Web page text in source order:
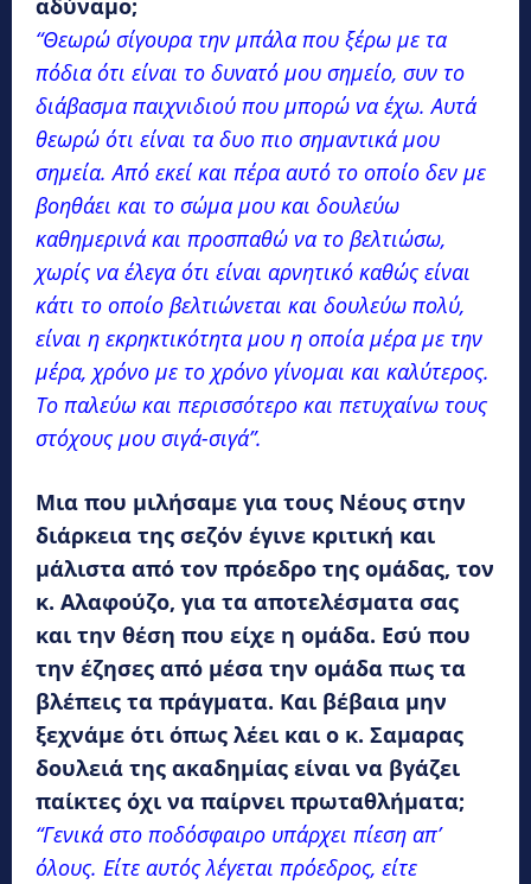
“Θεωρώ σίγουρα την μπάλα που ξέρω με τα
πόδια ότι είναι το δυνατό μου σημείο, συν το
διάβασμα παιχνιδιού που μπορώ να έχω. Αυτά
θεωρώ ότι είναι τα δυο πιο σημαντικά μου
σημεία. Από εκεί και πέρα αυτό το οποίο δεν με
βοηθάει και το σώμα μου και δουλεύω
καθημερινά και προσπαθώ να το βελτιώσω,
χωρίς να έλεγα ότι είναι αρνητικό καθώς είναι
κάτι το οποίο βελτιώνεται και δουλεύω πολύ,
είναι η εκρηκτικότητα μου η οποία μέρα με την
μέρα, χρόνο με το χρόνο γίνομαι και καλύτερος.
Το παλεύω και περισσότερο και πετυχαίνω τους
στόχους μου σιγά-σιγά”.
Μια που μιλήσαμε για τους Νέους στην
διάρκεια της σεζόν έγινε κριτική και
μάλιστα από τον πρόεδρο της ομάδας, τον
κ. Αλαφούζο, για τα αποτελέσματα σας
και την θέση που είχε η ομάδα. Εσύ που
την έζησες από μέσα την ομάδα πως τα
βλέπεις τα πράγματα. Και βέβαια μην
ξεχνάμε ότι όπως λέει και ο κ. Σαμαρας
δουλειά της ακαδημίας είναι να βγάζει
παίκτες όχι να παίρνει πρωταθλήματα;
“Γενικά στο ποδόσφαιρο υπάρχει πίεση απ’
όλους. Είτε αυτός λέγεται πρόεδρος, είτε